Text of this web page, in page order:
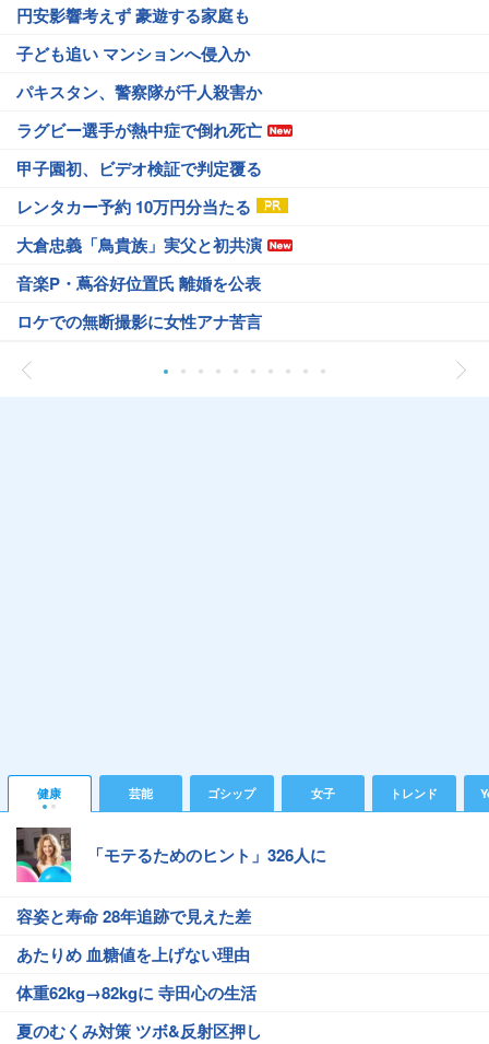
円安影響考えず 豪遊する家庭も
子ども追い マンションへ侵入か
パキスタン、警察隊が千人殺害か
ラグビー選手が熱中症で倒れ死亡
甲子園初、ビデオ検証で判定覆る
レンタカー予約 10万円分当たる
大倉忠義「鳥貴族」実父と初共演
音楽P・蔦谷好位置氏 離婚を公表
ロケでの無断撮影に女性アナ苦言
健康 芸能 ゴシップ 女子 トレンド
「モテるためのヒント」326人に
容姿と寿命 28年追跡で見えた差
あたりめ 血糖値を上げない理由
体重62kg→82kgに 寺田心の生活
夏のむくみ対策 ツボ&反射区押し